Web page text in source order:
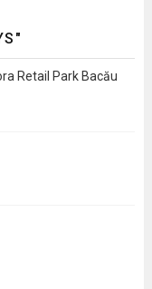
Retail Park Bacău